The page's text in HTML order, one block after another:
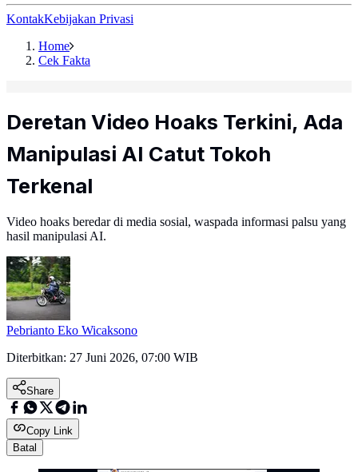
KontakKebijakan Privasi
Home
Cek Fakta
Deretan Video Hoaks Terkini, Ada
Manipulasi AI Catut Tokoh
Terkenal
Video hoaks beredar di media sosial, waspada informasi palsu yang
hasil manipulasi AI.
Pebrianto Eko Wicaksono
Diterbitkan: 27 Juni 2026, 07:00 WIB
Share
Copy Link
Batal